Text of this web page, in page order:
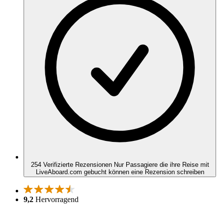
254 Verifizierte Rezensionen Nur Passagiere die ihre Reise mit
LiveAboard.com gebucht können eine Rezension schreiben
9,2 Hervorragend